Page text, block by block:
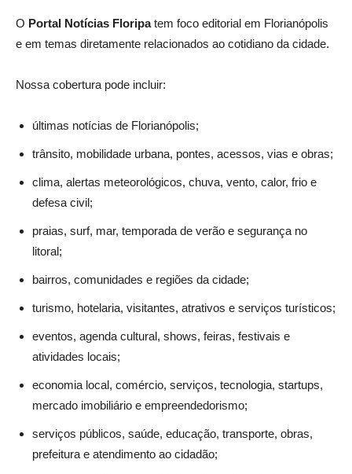
O Portal Notícias Floripatem foco editorial em Florianópolis
e em temas diretamente relacionados ao cotidiano da cidade.
Nossa cobertura pode incluir:
últimas notícias de Florianópolis;
trânsito, mobilidade urbana, pontes, acessos, vias e obras;
clima, alertas meteorológicos, chuva, vento, calor, frio e
defesa civil;
praias, surf, mar, temporada de verão e segurança no
litoral;
bairros, comunidades e regiões da cidade;
turismo, hotelaria, visitantes, atrativos e serviços turísticos;
eventos, agenda cultural, shows, feiras, festivais e
atividades locais;
economia local, comércio, serviços, tecnologia, startups,
mercado imobiliário e empreendedorismo;
serviços públicos, saúde, educação, transporte, obras,
prefeitura e atendimento ao cidadão;